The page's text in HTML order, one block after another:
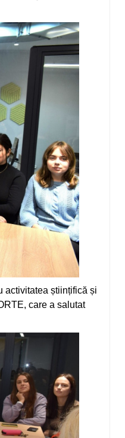
activitatea științifică și
care a salutat